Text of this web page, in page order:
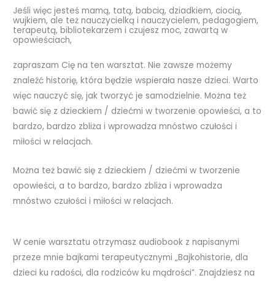
Jeśli więc jesteś mamą, tatą, babcią, dziadkiem, ciocią,
wujkiem, ale też nauczycielką i nauczycielem, pedagogiem,
terapeutą, bibliotekarzem i czujesz moc, zawartą w
opowieściach,
zapraszam Cię na ten warsztat. Nie zawsze możemy
znaleźć historię, która będzie wspierała nasze dzieci. Warto
więc nauczyć się, jak tworzyć je samodzielnie. Można też
bawić się z dzieckiem / dziećmi w tworzenie opowieści, a to
bardzo, bardzo zbliża i wprowadza mnóstwo czułości i
miłości w relacjach.
Można też bawić się z dzieckiem / dziećmi w tworzenie
opowieści, a to bardzo, bardzo zbliża i wprowadza
mnóstwo czułości i miłości w relacjach.
W cenie warsztatu otrzymasz audiobook z napisanymi
przeze mnie bajkami terapeutycznymi „Bajkohistorie, dla
dzieci ku radości, dla rodziców ku mądrości”. Znajdziesz na